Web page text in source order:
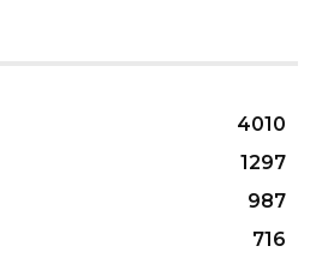
4010
1297
987
716